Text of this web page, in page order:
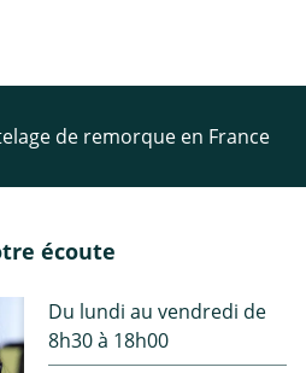
de remorque en France
écoute
Du lundi au vendredi de
8h30 à 18h00